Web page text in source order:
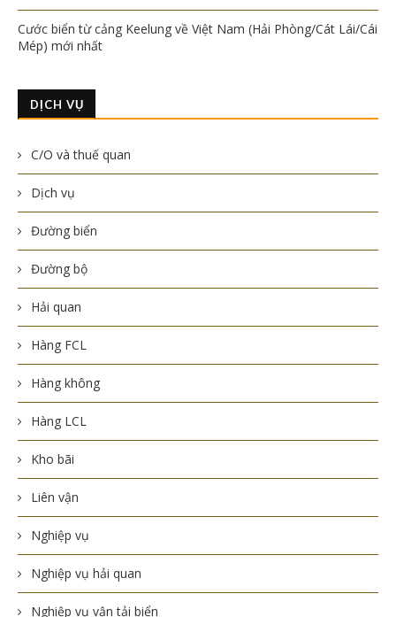
Cước biển từ cảng Keelung về Việt Nam (Hải Phòng/Cát Lái/Cái
Mép) mới nhất
DỊCH VỤ
C/O và thuế quan
Dịch vụ
Đường biển
Đường bộ
Hải quan
Hàng FCL
Hàng không
Hàng LCL
Kho bãi
Liên vận
Nghiệp vụ
Nghiệp vụ hải quan
Nghiệp vụ vận tải biển